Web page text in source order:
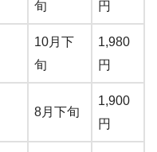
旬
円
10月下
旬
1,980
円
8月下旬
1,900
円